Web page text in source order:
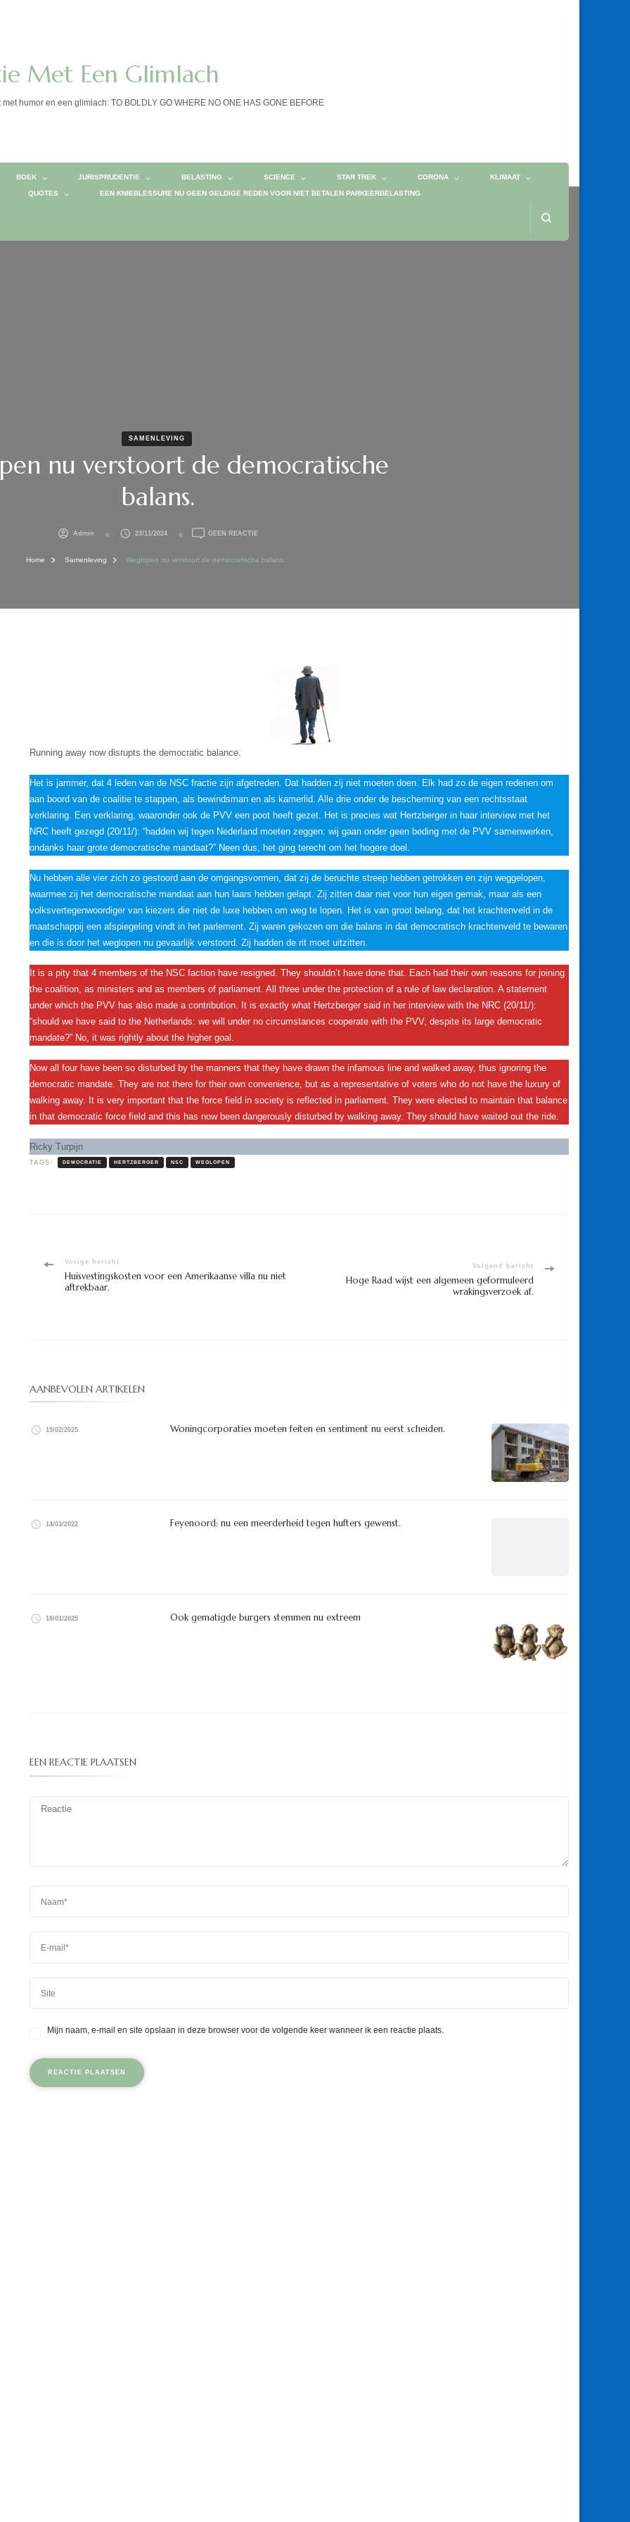
Met Een Glimlach
humor en een glimlach: TO BOLDLY GO WHERE NO ONE HAS GONE BEFORE
BOEK JURISPRUDENTIE BELASTING SCIENCE STAR TREK CORONA KLIMAAT
QUOTES EEN KNIEBLESSURE NU GEEN GELDIGE REDEN VOOR NIET BETALEN PARKEERBELASTING.
SAMENLEVING
nu verstoort de democratische
balans.
Admin 23/11/2024 GEEN REACTIEOP
VERSTOORT
Home Samenleving Weglopen nu verstoort de democratische balans.
Running away now disrupts the democratic balance.
Het is jammer, dat 4 leden van de NSC fractie zijn afgetreden. Dat hadden zij niet moeten doen. Elk had zo de eigen redenen om
aan boord van de coalitie te stappen, als bewindsman en als kamerlid. Alle drie onder de bescherming van een rechtsstaat
verklaring. Een verklaring, waaronder ook de PVV een poot heeft gezet. Het is precies wat Hertzberger in haar interview met het
NRC heeft gezegd (20/11/): “hadden wij tegen Nederland moeten zeggen: wij gaan onder geen beding met de PVV samenwerken,
ondanks haar grote democratische mandaat?” Neen dus, het ging terecht om het hogere doel.
Nu hebben alle vier zich zo gestoord aan de omgangsvormen, dat zij de beruchte streep hebben getrokken en zijn weggelopen,
waarmee zij het democratische mandaat aan hun laars hebben gelapt. Zij zitten daar niet voor hun eigen gemak, maar als een
volksvertegenwoordiger van kiezers die niet de luxe hebben om weg te lopen. Het is van groot belang, dat het krachtenveld in de
maatschappij een afspiegeling vindt in het parlement. Zij waren gekozen om die balans in dat democratisch krachtenveld te bewaren
en die is door het weglopen nu gevaarlijk verstoord. Zij hadden de rit moet uitzitten.
It is a pity that 4 members of the NSC faction have resigned. They shouldn’t have done that. Each had their own reasons for joining
the coalition, as ministers and as members of parliament. All three under the protection of a rule of law declaration. A statement
under which the PVV has also made a contribution. It is exactly what Hertzberger said in her interview with the NRC (20/11/):
“should we have said to the Netherlands: we will under no circumstances cooperate with the PVV, despite its large democratic
mandate?” No, it was rightly about the higher goal.
Now all four have been so disturbed by the manners that they have drawn the infamous line and walked away, thus ignoring the
democratic mandate. They are not there for their own convenience, but as a representative of voters who do not have the luxury of
walking away. It is very important that the force field in society is reflected in parliament. They were elected to maintain that balance
in that democratic force field and this has now been dangerously disturbed by walking away. They should have waited out the ride.
Ricky Turpijn
TAGS: DEMOCRATIE HERTZBERGER NSC WEGLOPEN
Bericht
navigatie
Vorige bericht
Huisvestingskosten voor een Amerikaanse villa nu niet
aftrekbaar.
Volgend bericht
Hoge Raad wijst een algemeen geformuleerd
wrakingsverzoek af.
AANBEVOLEN ARTIKELEN
15/02/2025 Woningcorporaties moeten feiten en sentiment nu eerst scheiden.
14/03/2022 Feyenoord: nu een meerderheid tegen hufters gewenst.
18/01/2025 Ook gematigde burgers stemmen nu extreem
EEN REACTIE PLAATSEN
Mijn naam, e-mail en site opslaan in deze browser voor de volgende keer wanneer ik een reactie plaats.